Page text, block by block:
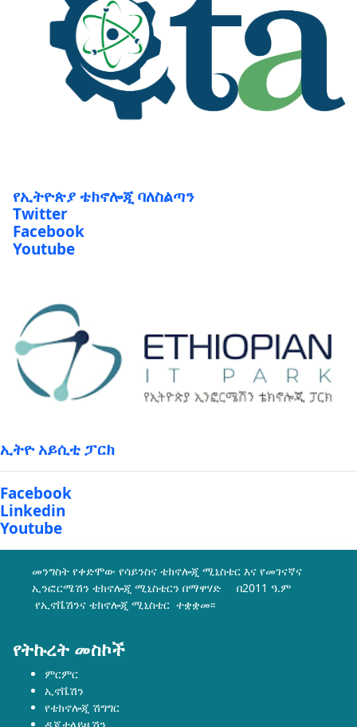
የኢትዮጵያ ቴክኖሎጂ ባለስልጣን
Twitter
Facebook
Youtube
ኢትዮ አይሲቲ ፓርክ
Facebook
Linkedin
Youtube
መንግስት የቀድሞው የሳይንስና ቴክኖሎጂ ሚኒስቴር እና የመገናኛና
ኢንፎርሜሽን ቴክኖሎጂ ሚኒስቴርን በማዋሃድ በ2011 ዓ.ም
የኢኖቬሽንና ቴክኖሎጂ ሚኒስቴር ተቋቋመ፡፡
የትኩረት መስኮች
ምርምር
ኢኖቬሽን
የቴክኖሎጂ ሽግግር